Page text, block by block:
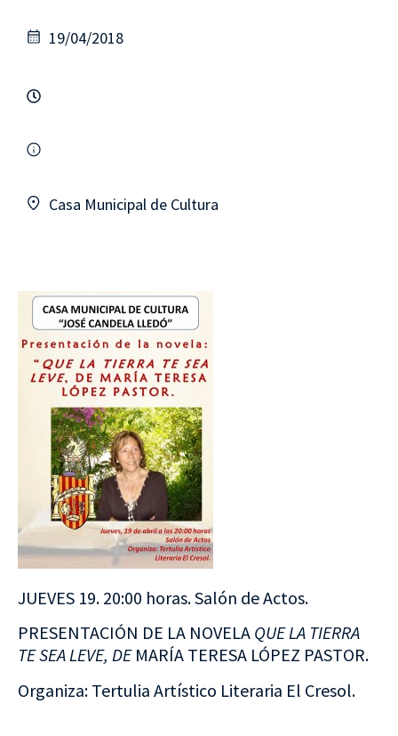
19/04/2018
Casa Municipal de Cultura
JUEVES 19. 20:00 horas. Salón de Actos.
PRESENTACIÓN DE LA NOVELA QUE LA TIERRA
TE SEA LEVE, DEMARÍA TERESA LÓPEZ PASTOR.
Organiza: Tertulia Artístico Literaria El Cresol.